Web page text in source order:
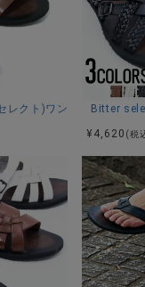
レクト)ワンストラップサ
Bitter
¥ 4,620 (税